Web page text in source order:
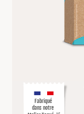
Fabriqué
dans notre